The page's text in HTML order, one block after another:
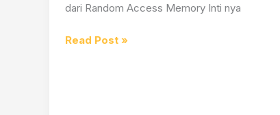
dari Random Access Memory Inti nya
Read Post »